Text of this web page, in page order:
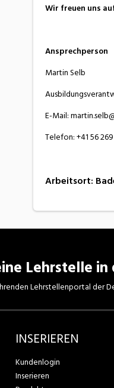
Wir freuen uns
Ansprechperson
Martin Selb
E-Mail:
Telefon: +41 56
Arbeitsort:
Lehrstelle in
Lehrstellenportal der
INSERIEREN
Kundenlogin
Inserieren